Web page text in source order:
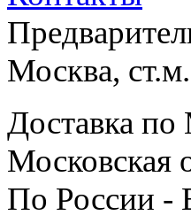
Москва,
Доставка
Московская
По России -